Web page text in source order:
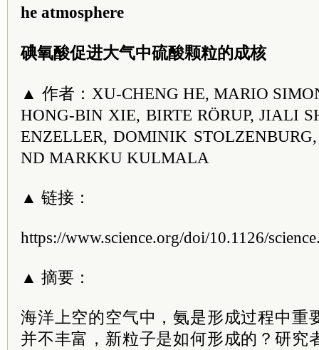
he atmosphere
碘氧酸促进大气中硫酸颗粒的成核
▲ 作者：XU-CHENG HE, MARIO
HONG-BIN XIE, BIRTE RÖRUP, JIALI
ENZELLER, DOMINIK
ND MARKKU KULMALA
▲ 链接：
https://www.science.org/doi/10.1126/
▲ 摘要：
海洋上空的空气中，氨是形成过程中重
并不丰富，新粒子是如何形成的？研究